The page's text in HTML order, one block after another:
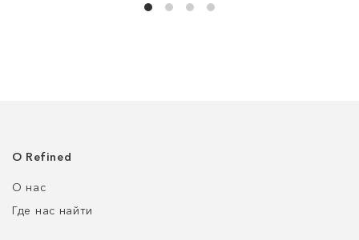
О Refined
О нас
Где нас найти